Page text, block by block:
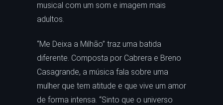
musical com um som e imagem mais
adultos.
“Me Deixa a Milhão” traz uma batida
diferente. Composta por Cabrera e Breno
Casagrande, a música fala sobre uma
mulher que tem atitude e que vive um amor
de forma intensa. “Sinto que o universo